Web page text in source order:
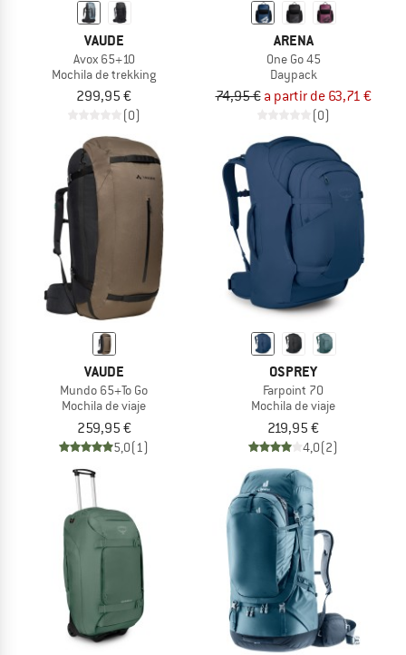
VAUDE
Avox 65+10
Mochila de trekking
299,95 €
(0)
ARENA
One Go 45
Daypack
74,95 € a partir de 63,71 €
(0)
VAUDE
Mundo 65+To Go
Mochila de viaje
259,95 €
5,0(1)
OSPREY
Farpoint 70
Mochila de viaje
219,95 €
4,0(2)